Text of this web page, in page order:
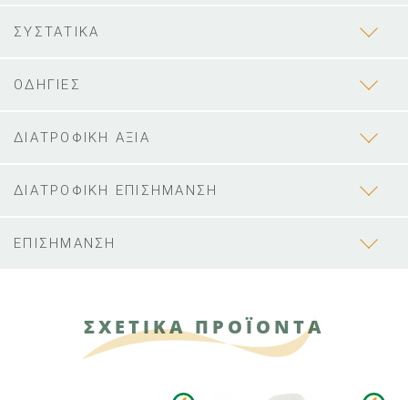
ΣΥΣΤΑΤΙΚΑ
ΟΔΗΓΙΕΣ
ΔΙΑΤΡΟΦΙΚΗ ΑΞΙΑ
ΔΙΑΤΡΟΦΙΚΗ ΕΠΙΣΗΜΑΝΣΗ
ΕΠΙΣΗΜΑΝΣΗ
ΣΧΕΤΙΚΑ ΠΡΟΪΟΝΤΑ